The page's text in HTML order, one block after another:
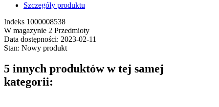
Szczegóły produktu
Indeks 1000008538
W magazynie 2 Przedmioty
Data dostępności: 2023-02-11
Stan: Nowy produkt
5 innych produktów w tej samej
kategorii: